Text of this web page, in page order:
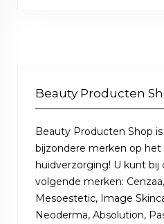
Beauty Producten
Beauty Producten Shop
bijzondere merken op het
huidverzorging! U kunt bij
volgende merken:
Mesoestetic, Image
Neoderma, Absolution,